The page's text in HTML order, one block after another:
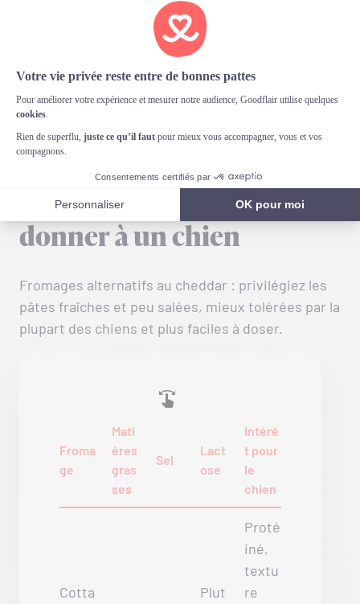
sodium peuvent accélérer la progression et
perturber l’équilibre minéral. À éviter si
intolérance au lactose (diarrhée, gaz,
borborygmes). À proscrire enallergie aux
protéines du lait(prurit, vomissements). En cas
de signes, stoppez et contactez votre vétérinaire
ou votre assurance santé pour chien.
Les autres fromages à
donner à un chien
Fromages alternatifs au cheddar : privilégiez les
pâtes fraîches et peu salées, mieux tolérées par la
plupart des chiens et plus faciles à doser.
Froma
ge
Mati
ères
gras
ses
Sel
Lact
ose
Intérê
t pour
le
chien
Cotta
Plut
Proté
iné,
textu
re